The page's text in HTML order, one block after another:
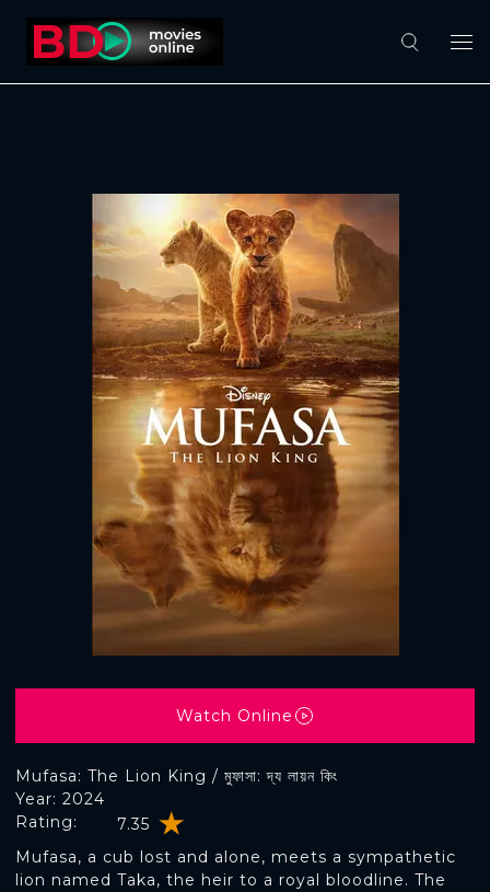
Mufasa: The Lion King / মুফাসা: দ্য লায়ন কিং
Rating: 7.35
Year: 2024
Mufasa, a cub lost and alone, meets a sympathetic
lion named Taka, the heir to a royal bloodline. The
Watch Online